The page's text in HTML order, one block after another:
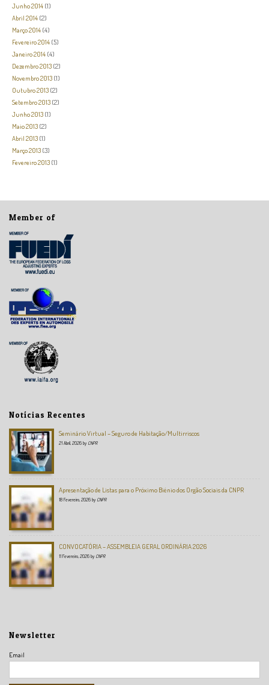
Junho 2014 (1)
Abril 2014 (2)
Março 2014 (4)
Fevereiro 2014 (5)
Janeiro 2014 (4)
Dezembro 2013 (2)
Novembro 2013 (1)
Outubro 2013 (2)
Setembro 2013 (2)
Junho 2013 (1)
Maio 2013 (2)
Abril 2013 (1)
Março 2013 (3)
Fevereiro 2013 (1)
Member of
Notícias Recentes
Seminário Virtual – Seguro de Habitação/Multirriscos
21 Abril, 2026 by CNPR
Apresentação de Listas para o Próximo Biénio dos Orgão Sociais da CNPR
18 Fevereiro, 2026 by CNPR
CONVOCATÓRIA – ASSEMBLEIA GERAL ORDINÁRIA 2026
11 Fevereiro, 2026 by CNPR
Newsletter
Email